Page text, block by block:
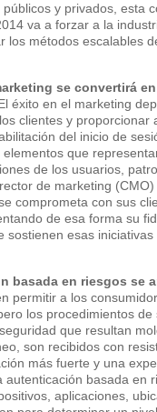
y privados, esta
va a forzar a la
los métodos escalables
se convertirá
éxito en el marketing
clientes y
del inicio de
que
de los usuarios,
de marketing
comprometa con sus
de esa forma su
sostienen esas
basada en riesgos se
permitir a los
los procedimientos
que resultan
son recibidos con
más fuerte y una
autenticación basada en
aplicaciones,